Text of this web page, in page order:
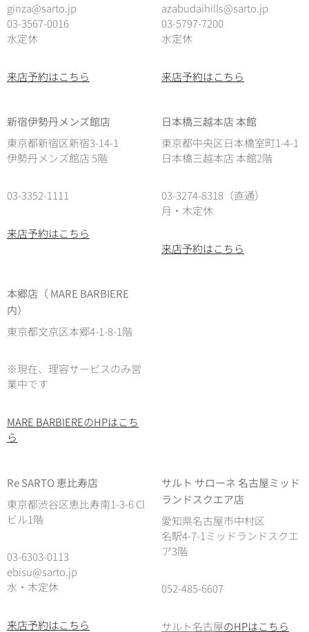
ginza@sarto.jp
03-3567-0016
水定休
来店予約はこちら
azabudaihills@sarto.jp
03-5797-7200
水定休
来店予約はこちら
新宿伊勢丹メンズ館店
東京都新宿区新宿3-14-1
伊勢丹メンズ館店 5階
03-3352-1111
来店予約はこちら
日本橋三越本店 本館
東京都中央区日本橋室町1-4-1
日本橋三越本店 本館2階
03-3274-8318（直通）
月・木定休
来店予約はこちら
本郷店（ MARE BARBIERE
内）
東京都文京区本郷4-1-8-1階
※現在、理容サービスのみ営
業中です
MARE BARBIEREのHPはこち
ら
Re SARTO 恵比寿店
東京都渋谷区恵比寿南1-3-6 Cl
ビル1階
03-6303-0113
ebisu@sarto.jp
水・木定休
来店予約はこちら
サルト サローネ 名古屋ミッド
ランドスクエア店
愛知県名古屋市中村区
名駅4-7-1ミッドランドスクエ
ア3階
052-485-6607
サルト名古屋のHPはこちら